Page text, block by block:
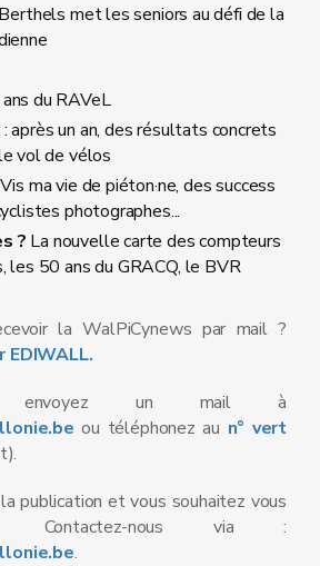
met les seniors au défi de la
du RAVeL
après un an, des résultats concrets
vol de vélos
ma vie de piéton·ne, des success
photographes...
? La nouvelle carte des compteurs
les 50 ans du GRACQ, le BVR
la WalPiCynews par mail ?
EDIWALL.
envoyez un mail à
ou téléphonez au n° vert
publication et vous souhaitez vous
Contactez-nous via :
.